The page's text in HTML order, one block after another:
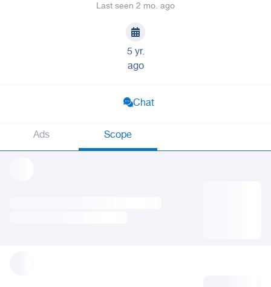
Last seen 2 mo. ago
5 yr.
ago
Chat
Ads Scope